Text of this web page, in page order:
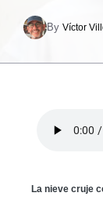
By Víctor
La nieve cruje